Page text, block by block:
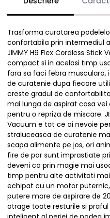
Trasforma curatarea
confortabila prin intermediul
JIMMY H9 Flex Cordless Stick
compact si in acelasi timp
fara sa faci febra musculara,
de curatenie dupa fiecare
creste gradul de
mai lunga de aspirat casa
pentru o repriza de miscare.
Vacuum e tot ce ai nevoie
straluceasca de curatenie
scapa alimente pe jos, ori
fire de par sunt imprastiate
deveni ca prin magie mai
timp pentru alte activitati
echipat cu un motor
putere mare de aspirare de
atrage toate resturile si